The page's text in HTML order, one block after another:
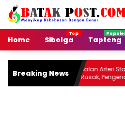
Langsung
konten
Home
Sibolga Tapteng
Breaking News
Jalan Arteri
Rusak, Pengendara